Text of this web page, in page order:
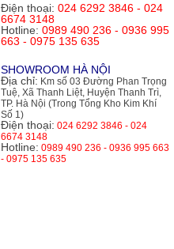
Điện thoại: 024 6292 3846 - 024
6674 3148
Hotline: 0989 490 236 - 0936 995
663 - 0975 135 635
SHOWROOM HÀ NỘI
Địa chỉ: Km số 03 Đường Phan Trọng
Tuệ, Xã Thanh Liệt, Huyện Thanh Trì,
TP. Hà Nội (Trong Tổng Kho Kim Khí
Số 1)
Điện thoại: 024 6292 3846 - 024
6674 3148
Hotline: 0989 490 236 - 0936 995 663
- 0975 135 635